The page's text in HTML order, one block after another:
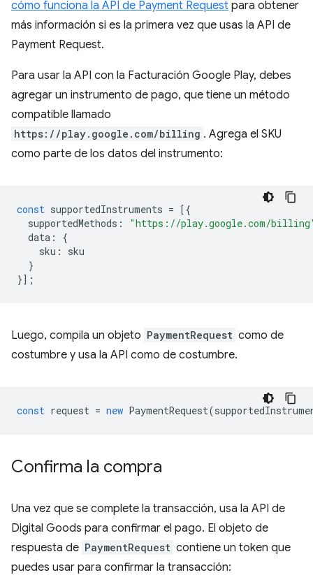
cómo funciona la API de Payment Request para obtener
más información si es la primera vez que usas la API de
Payment Request.
Para usar la API con la Facturación Google Play, debes
agregar un instrumento de pago, que tiene un método
compatible llamado
https://play.google.com/billing . Agrega el SKU
como parte de los datos del instrumento:
const supportedInstruments = [{
supportedMethods :
"https://play.google.com/
data :
{
sku :
sku
}
}];
Luego, compila un objeto PaymentRequest como de
costumbre y usa la API como de costumbre.
const request = new PaymentRequest(
Confirma la compra
Una vez que se complete la transacción, usa la API de
Digital Goods para confirmar el pago. El objeto de
respuesta de PaymentRequest contiene un token que
puedes usar para confirmar la transacción: